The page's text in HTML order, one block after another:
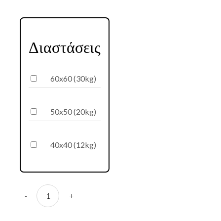
Διαστάσεις
60x60 (30kg)
50x50 (20kg)
40x40 (12kg)
D53 Glastra quantity
-
+